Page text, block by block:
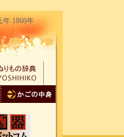
1860年